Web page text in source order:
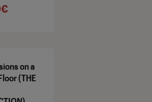
on a
(THE